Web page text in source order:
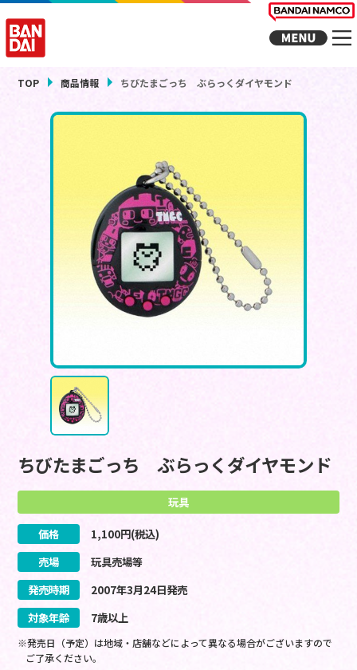
TOP 商品情報 ちびたまごっち ぶらっくダイヤモンド
ちびたまごっち ぶらっくダイヤモンド
玩具
価格 1,100円(税込)
売場
玩具売場等
発売時期
2007年3月24日発売
対象年齢
7歳以上
※発売日（予定）は地域・店舗などによって異なる場合がございますので
ご了承ください。